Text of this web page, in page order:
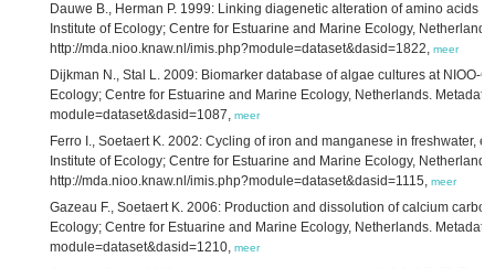
Dauwe B., Herman P. 1999: Linking diagenetic alteration of amino acids
Institute of Ecology; Centre for Estuarine and Marine Ecology,
http://mda.nioo.knaw.nl/imis.php?module=dataset&dasid=1822, meer
Dijkman N., Stal L. 2009: Biomarker database of algae cultures at NIOO-
Ecology; Centre for Estuarine and Marine Ecology, Netherlands.
module=dataset&dasid=1087, meer
Ferro I., Soetaert K. 2002: Cycling of iron and manganese in freshwater,
Institute of Ecology; Centre for Estuarine and Marine Ecology,
http://mda.nioo.knaw.nl/imis.php?module=dataset&dasid=1115, meer
Gazeau F., Soetaert K. 2006: Production and dissolution of calcium
Ecology; Centre for Estuarine and Marine Ecology, Netherlands.
module=dataset&dasid=1210, meer